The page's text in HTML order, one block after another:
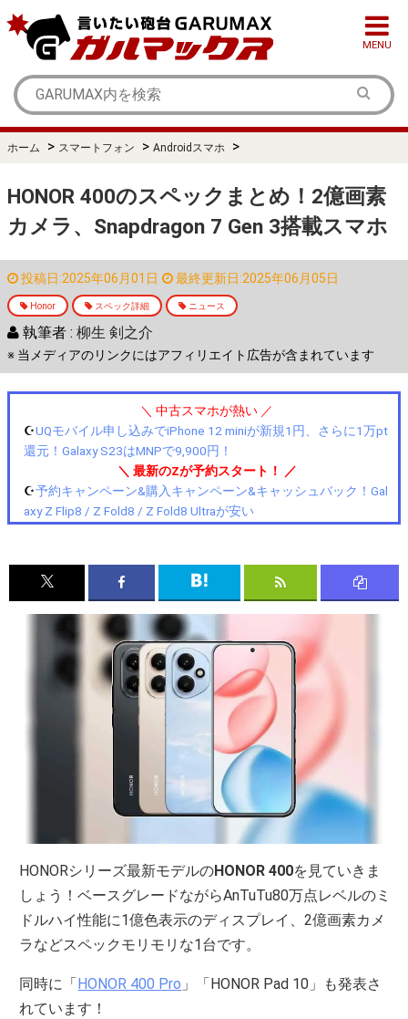
MENU
ホーム > スマートフォン > Androidスマホ >
HONOR 400のスペックまとめ！2億画素
カメラ、Snapdragon 7 Gen 3搭載スマホ
投稿日:2025年06月01日 最終更新日:2025年06月05日
Honor スペック詳細 ニュース
執筆者 : 柳生 剣之介
※ 当メディアのリンクにはアフィリエイト広告が含まれています
＼ 中古スマホが熱い ／
☪️UQモバイル申し込みでiPhone 12 miniが新規1円、さらに1万pt
還元！Galaxy S23はMNPで9,900円！
＼ 最新のZが予約スタート！ ／
☪️予約キャンペーン&購入キャンペーン&キャッシュバック！Gal
axy Z Flip8 / Z Fold8 / Z Fold8 Ultraが安い
HONORシリーズ最新モデルのHONOR 400を見ていきま
しょう！ベースグレードながらAnTuTu80万点レベルのミ
ドルハイ性能に1億色表示のディスプレイ、2億画素カメ
ラなどスペックモリモリな1台です。
同時に「 HONOR 400 Pro 」「HONOR Pad 10」も発表さ
れています！